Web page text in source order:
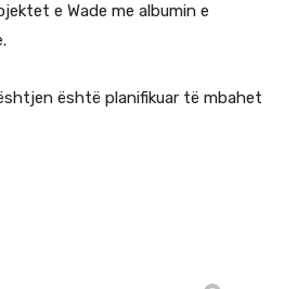
e Wade me albumin e
është planifikuar të mbahet